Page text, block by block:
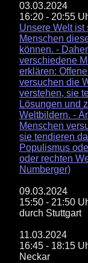
03.03.2024
16:20 - 20:55
Unsere Welt ist
Menschen
können. -
verschiedene
erklären:
versuchen die
verstehen, sie
Lösungen und
Weltbildern. -
Menschen
sie tendieren
Populismus
oder rechten
Numberger)
09.03.2024
15:50 - 21:50
durch Stuttgart
11.03.2024
16:45 - 18:15
Neckar